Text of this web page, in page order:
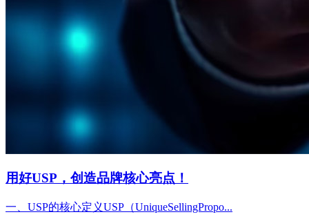
用好USP，创造品牌核心亮点！
一、USP的核心定义USP（UniqueSellingPropo...